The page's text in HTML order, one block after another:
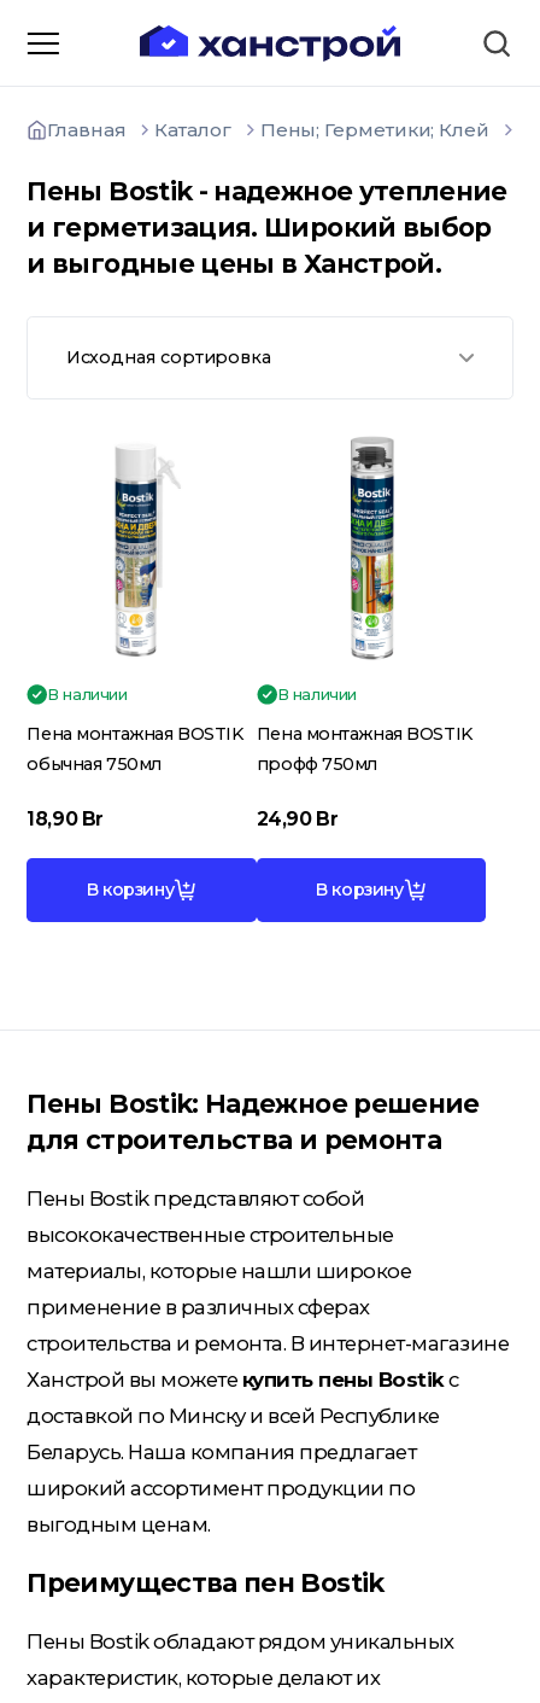
Зарядные станции для
Блоки; цемент; кирпич
Гидроизоляция; Мастики
Декоративные штукатурки
Картон; Плёнки; Мешки для
строительного мусора
Ленты; Серпянки
Металлопрокат
Пены; Герметики; Клей
Паркета
О компании
Отзывы покупателей
Способы оплаты
Обмен и возврат
Документы
Главная Каталог Пены; Герметики; Клей
Пены Bostik - надежное утепление
и герметизация. Широкий выбор
и выгодные цены в Ханстрой.
Исходная сортировка
В наличии
Пена монтажная BOSTIK
обычная 750мл
18,90 Br
В корзину
В наличии
Пена монтажная BOSTIK
профф 750мл
24,90 Br
В корзину
Пены Bostik: Надежное решение
для строительства и ремонта
Пены Bostik представляют собой
высококачественные строительные
материалы, которые нашли широкое
применение в различных сферах
строительства и ремонта. В интернет-магазине
Ханстрой вы можете купить пены Bostik с
доставкой по Минску и всей Республике
Беларусь. Наша компания предлагает
широкий ассортимент продукции по
выгодным ценам.
Преимущества пен Bostik
Пены Bostik обладают рядом уникальных
характеристик, которые делают их